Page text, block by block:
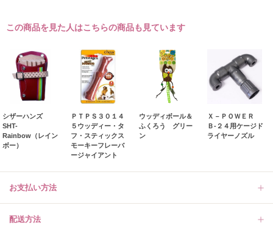
この商品を見た人はこちらの商品も見ています
シザーハンズ
SHT-
Rainbow（レイン
ボー）
ＰＴＰＳ３０１４
５ウッディー・タ
フ・スティックス
モーキーフレーバ
ージャイアント
ウッディボール＆
ふくろう グリー
ン
Ｘ－ＰＯＷＥＲ
Ｂ‐２４用ケージド
ライヤーノズル
お支払い方法
配送方法